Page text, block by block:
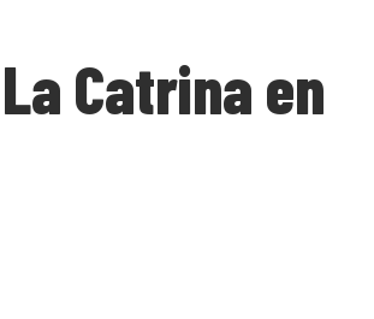
Catrina en